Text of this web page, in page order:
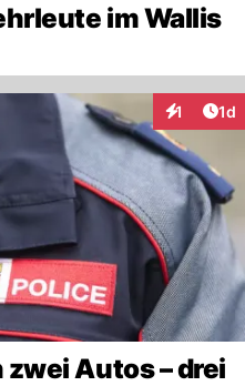
im Wallis
1 1d
Autos – drei